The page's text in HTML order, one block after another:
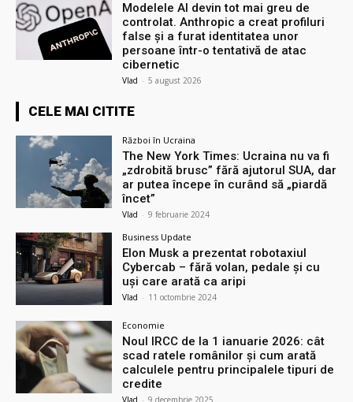
Modelele AI devin tot mai greu de
controlat. Anthropic a creat profiluri
false și a furat identitatea unor
persoane într-o tentativă de atac
cibernetic
Vlad - 5 august 2026
CELE MAI CITITE
Război în Ucraina
The New York Times: Ucraina nu va fi
„zdrobită brusc” fără ajutorul SUA, dar
ar putea începe în curând să „piardă
încet”
Vlad - 9 februarie 2024
Business Update
Elon Musk a prezentat robotaxiul
Cyberсab – fără volan, pedale și cu
uși care arată ca aripi
Vlad - 11 octombrie 2024
Economie
Noul IRCC de la 1 ianuarie 2026: cât
scad ratele românilor și cum arată
calculele pentru principalele tipuri de
credite